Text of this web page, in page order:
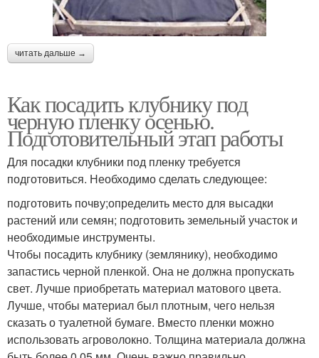
читать дальше →
Как посадить клубнику под
черную пленку осенью.
Подготовительный этап работы
Для посадки клубники под пленку требуется
подготовиться. Необходимо сделать следующее:
подготовить почву;определить место для высадки
растений или семян; подготовить земельный участок и
необходимые инструменты.
Чтобы посадить клубнику (землянику), необходимо
запастись черной пленкой. Она не должна пропускать
свет. Лучше приобретать материал матового цвета.
Лучше, чтобы материал был плотным, чего нельзя
сказать о туалетной бумаге. Вместо пленки можно
использовать агроволокно. Толщина материала должна